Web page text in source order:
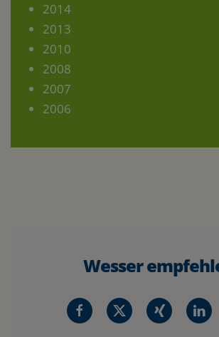
2014
2013
2010
2008
2007
2006
Wesser